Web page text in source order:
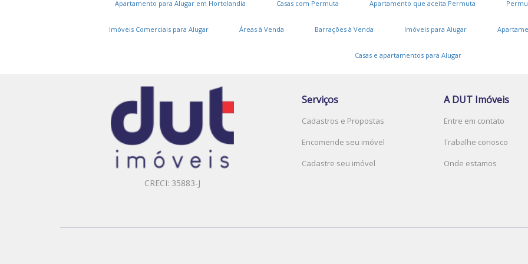
Apartamento para Alugar em Hortolandia Casas com Permuta Apartamento que aceita Permuta
Imóveis Comerciais para Alugar Áreas à Venda Barrações à Venda Imóveis para Alugar
Casas e apartamentos para Alugar
CRECI: 35883-J
Serviços
Cadastros e Propostas
Encomende seu imóvel
Cadastre seu imóvel
A DUT Imóveis
Entre em contato
Trabalhe conosco
Onde estamos